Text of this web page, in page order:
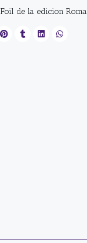
de la edicion Roma